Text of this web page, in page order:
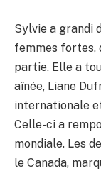
Sylvie a grandi
femmes fortes,
partie. Elle a
aînée, Liane
internationale
Celle-ci a
mondiale. Les
le Canada,